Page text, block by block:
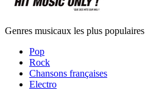
Genres musicaux les plus populaires
Pop
Rock
Chansons françaises
Electro